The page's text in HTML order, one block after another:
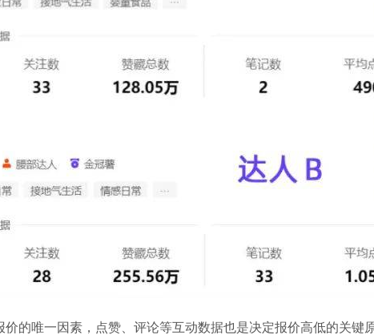
的唯一因素，点赞、评论等互动数据也是决定报价高低的关键